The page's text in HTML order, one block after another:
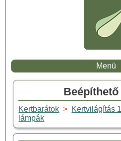
Menü
Kertbarátok > Kertvilágítás
lámpák